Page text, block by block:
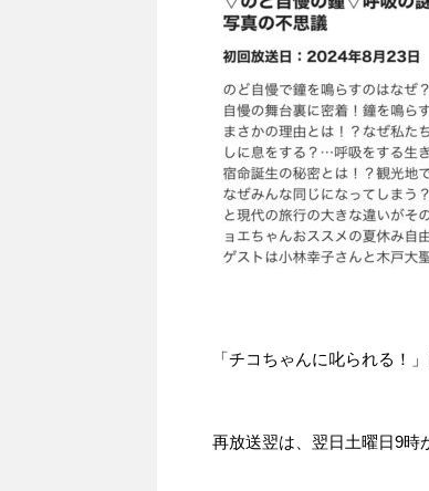
「チコちゃんに叱られる！
再放送翌は、翌日土曜日9時